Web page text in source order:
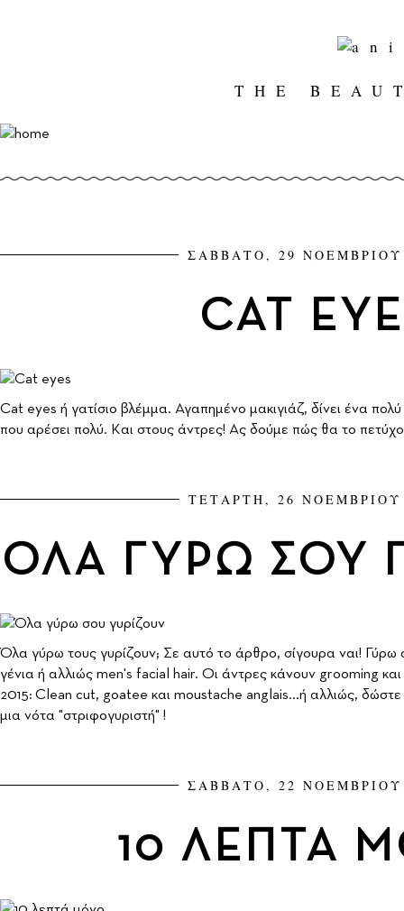
THE
ΣΑΒΒΑΤΟ, 29 ΝΟΕΜΒΡΙΟΥ
CAT
Cat eyes ή γατίσιο βλέμμα. Αγαπημένο μακιγιάζ, δίνει ένα
που αρέσει πολύ. Kαι στους άντρες! Aς δούμε πώς θα το
ΤΕΤΑΡΤΗ, 26 ΝΟΕΜΒΡΙΟΥ
ΟΛΑ ΓΥΡΩ ΣΟΥ
Όλα γύρω τους γυρίζουν; Σε αυτό το άρθρο, σίγουρα ναι! Γύρω
γένια ή αλλιώς men's facial hair. Οι άντρες κάνουν grooming και
2015: Clean cut, goatee και moustache anglais...ή αλλιώς,
μια νότα "στριφογυριστή" !
ΣΑΒΒΑΤΟ, 22 ΝΟΕΜΒΡΙΟΥ
10 ΛΕΠΤΑ